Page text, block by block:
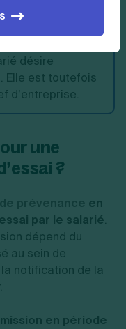
désire
Elle est toutefois
d’entreprise.
une
?
en
par le salarié.
dépend du
au sein de
notification de la
en période